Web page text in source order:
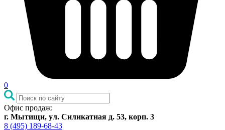
0
Офис продаж:
г. Мытищи, ул. Силикатная д. 53, корп. 3
8 (495) 189-68-43